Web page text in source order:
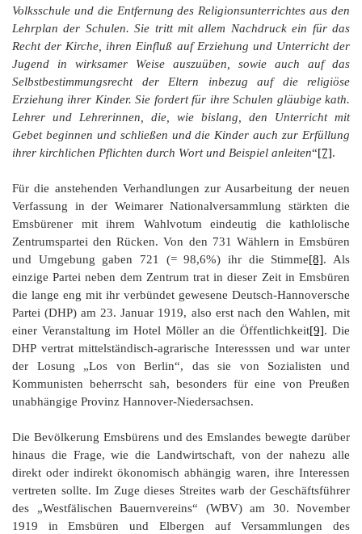
Volksschule und die Entfernung des Religionsunterrichtes aus den
Lehrplan der Schulen. Sie tritt mit allem Nachdruck ein für das
Recht der Kirche, ihren Einfluß auf Erziehung und Unterricht der
Jugend in wirksamer Weise auszuüben, sowie auch auf das
Selbstbestimmungsrecht der Eltern inbezug auf die religiöse
Erziehung ihrer Kinder. Sie fordert für ihre Schulen gläubige kath.
Lehrer und Lehrerinnen, die, wie bislang, den Unterricht mit
Gebet beginnen und schließen und die Kinder auch zur Erfüllung
ihrer kirchlichen Pflichten durch Wort und Beispiel anleiten“[7].
Für die anstehenden Verhandlungen zur Ausarbeitung der neuen
Verfassung in der Weimarer Nationalversammlung stärkten die
Emsbürener mit ihrem Wahlvotum eindeutig die kathlolische
Zentrumspartei den Rücken. Von den 731 Wählern in Emsbüren
und Umgebung gaben 721 (= 98,6%) ihr die Stimme[8]. Als
einzige Partei neben dem Zentrum trat in dieser Zeit in Emsbüren
die lange eng mit ihr verbündet gewesene Deutsch-Hannoversche
Partei (DHP) am 23. Januar 1919, also erst nach den Wahlen, mit
einer Veranstaltung im Hotel Möller an die Öffentlichkeit[9]. Die
DHP vertrat mittelständisch-agrarische Interesssen und war unter
der Losung „Los von Berlin“, das sie von Sozialisten und
Kommunisten beherrscht sah, besonders für eine von Preußen
unabhängige Provinz Hannover-Niedersachsen.
Die Bevölkerung Emsbürens und des Emslandes bewegte darüber
hinaus die Frage, wie die Landwirtschaft, von der nahezu alle
direkt oder indirekt ökonomisch abhängig waren, ihre Interessen
vertreten sollte. Im Zuge dieses Streites warb der Geschäftsführer
des „Westfälischen Bauernvereins“ (WBV) am 30. November
1919 in Emsbüren und Elbergen auf Versammlungen des